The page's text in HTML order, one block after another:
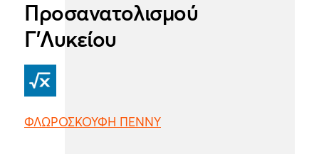
Προσανατολισμού
Γ'Λυκείου
ΦΛΩΡΟΣΚΟΥΦΗ ΠΕΝΝΥ